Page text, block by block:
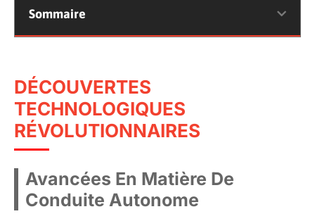
Sommaire
DÉCOUVERTES
TECHNOLOGIQUES
RÉVOLUTIONNAIRES
Avancées En Matière De
Conduite Autonome